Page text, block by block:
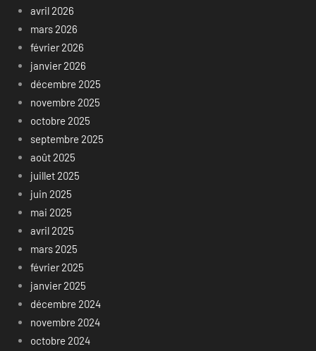
avril 2026
mars 2026
février 2026
janvier 2026
décembre 2025
novembre 2025
octobre 2025
septembre 2025
août 2025
juillet 2025
juin 2025
mai 2025
avril 2025
mars 2025
février 2025
janvier 2025
décembre 2024
novembre 2024
octobre 2024